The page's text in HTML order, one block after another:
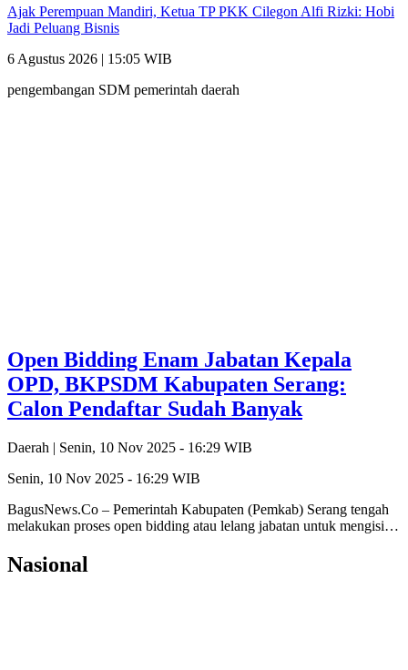
Ajak Perempuan Mandiri, Ketua TP PKK Cilegon Alfi Rizki: Hobi
Jadi Peluang Bisnis
6 Agustus 2026 | 15:05 WIB
pengembangan SDM pemerintah daerah
Open Bidding Enam Jabatan Kepala
OPD, BKPSDM Kabupaten Serang:
Calon Pendaftar Sudah Banyak
Daerah | Senin, 10 Nov 2025 - 16:29 WIB
Senin, 10 Nov 2025 - 16:29 WIB
BagusNews.Co – Pemerintah Kabupaten (Pemkab) Serang tengah
melakukan proses open bidding atau lelang jabatan untuk mengisi…
Nasional